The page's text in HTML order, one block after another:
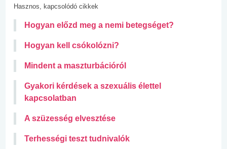
Hasznos, kapcsolódó cikkek
Hogyan előzd meg a nemi betegséget?
Hogyan kell csókolózni?
Mindent a maszturbációról
Gyakori kérdések a szexuális élettel
kapcsolatban
A szüzesség elvesztése
Terhességi teszt tudnivalók